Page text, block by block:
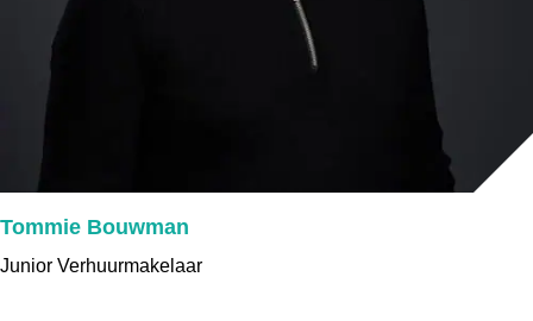
Tommie Bouwman
Junior Verhuurmakelaar